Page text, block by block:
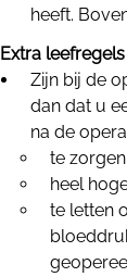
heeft.
Extra
Zijn bij de
dan dat u
na de
te
heel
te letten